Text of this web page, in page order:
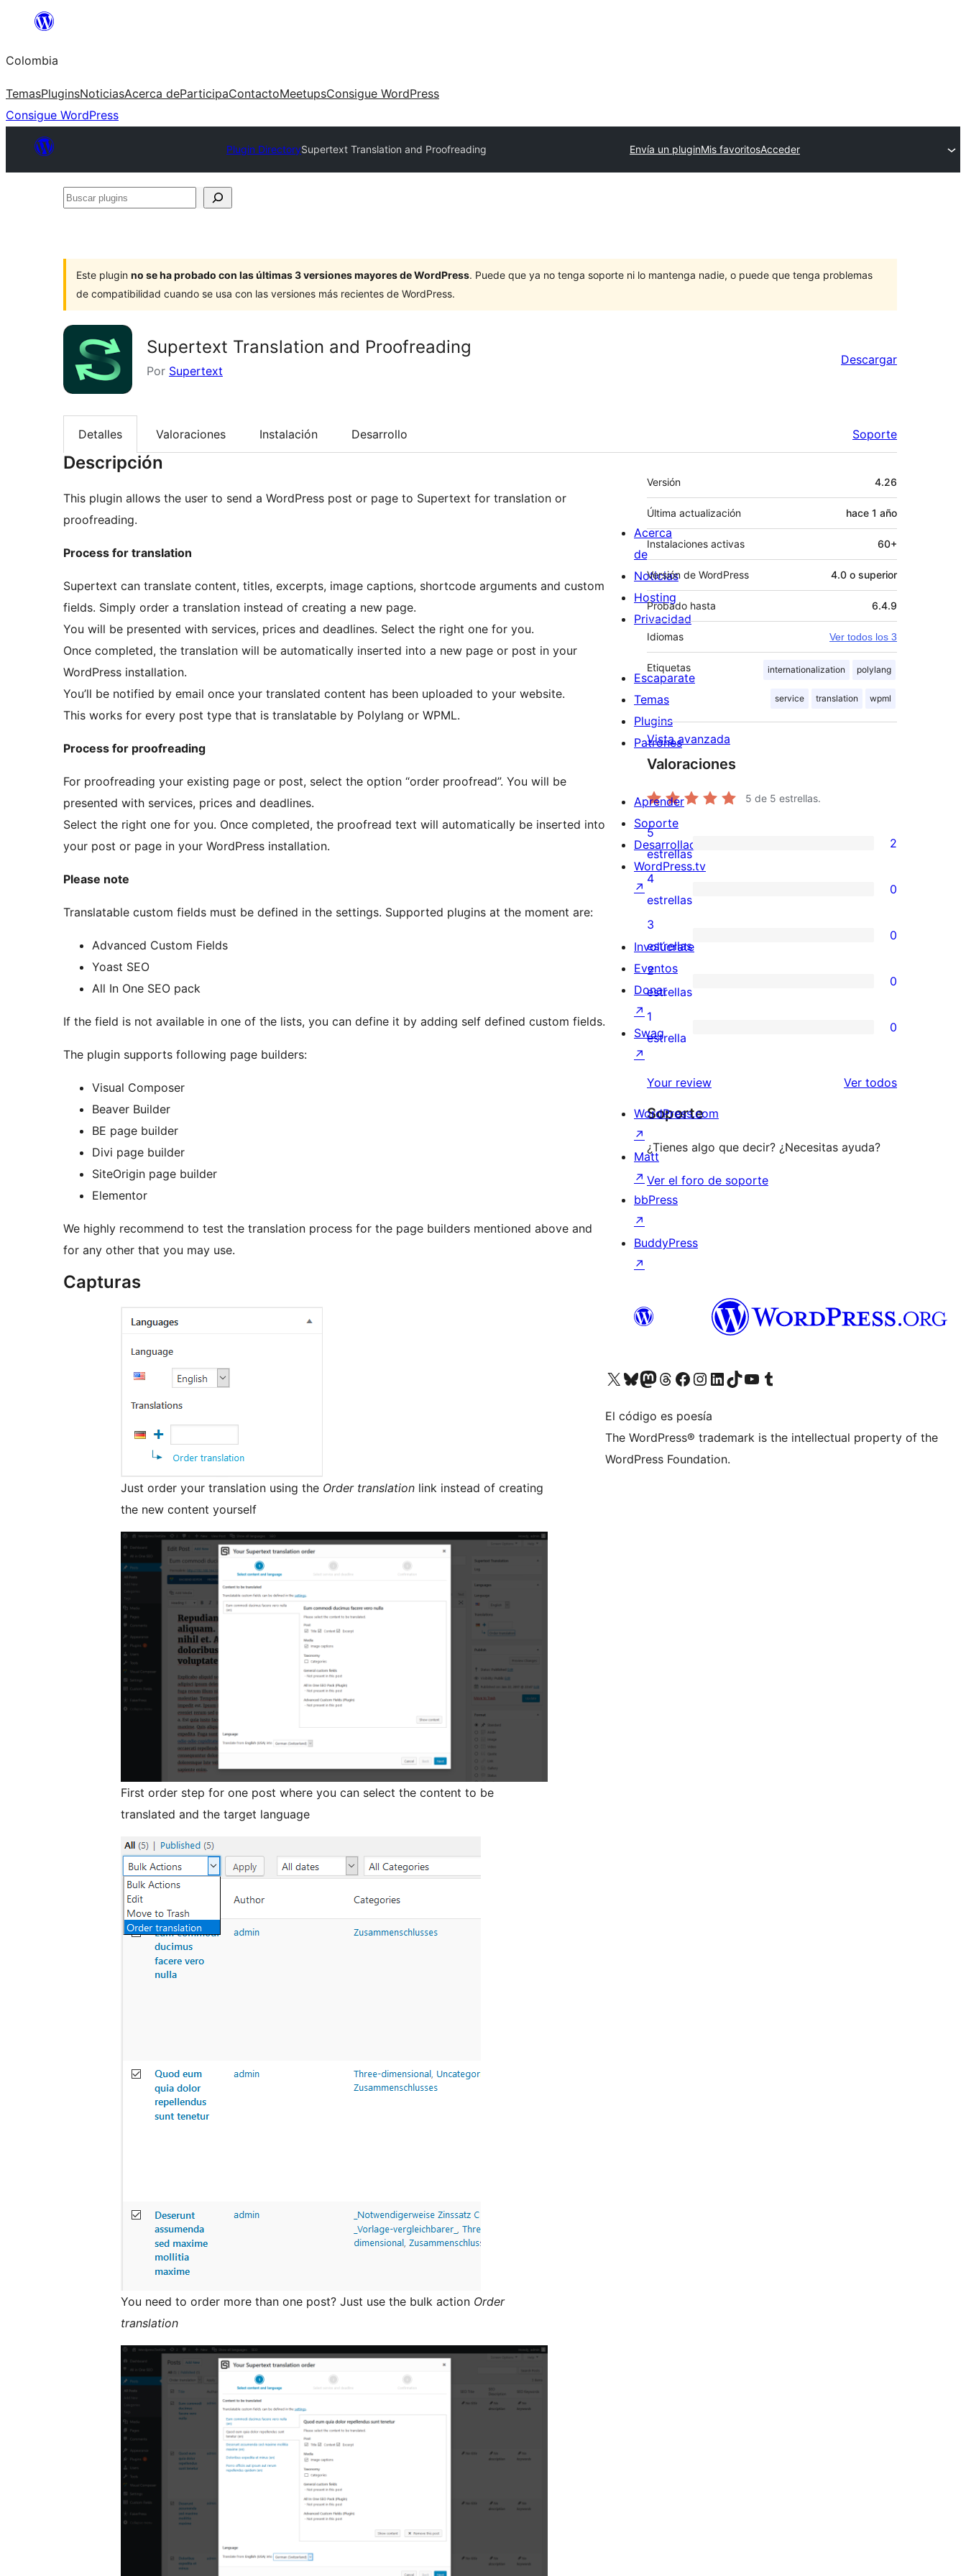
Saltar
contenido
Colombia
TemasPluginsNoticiasAcerca deParticipaContactoMeetupsConsigue WordPress
Consigue WordPress
Plugin DirectorySupertext Translation and Proofreading Envía un pluginMis favoritosAcceder
Buscar
Este plugin no se ha probado con las últimas 3 versiones mayores de WordPress. Puede que ya no tenga soporte ni lo mantenga nadie, o puede que tenga problemas
de compatibilidad cuando se usa con las versiones más recientes de WordPress.
Supertext Translation and Proofreading
Por Supertext
Descargar
Detalles Valoraciones Instalación Desarrollo Soporte
Descripción
This plugin allows the user to send a WordPress post or page to Supertext for translation or
proofreading.
Process for translation
Supertext can translate content, titles, excerpts, image captions, shortcode arguments and custom
fields. Simply order a translation instead of creating a new page.
You will be presented with services, prices and deadlines. Select the right one for you.
Once completed, the translation will be automatically inserted into a new page or post in your
WordPress installation.
You’ll be notified by email once your translated content has been uploaded to your website.
This works for every post type that is translatable by Polylang or WPML.
Process for proofreading
For proofreading your existing page or post, select the option “order proofread”. You will be
presented with services, prices and deadlines.
Select the right one for you. Once completed, the proofread text will automatically be inserted into
your post or page in your WordPress installation.
Please note
Translatable custom fields must be defined in the settings. Supported plugins at the moment are:
Advanced Custom Fields
Yoast SEO
All In One SEO pack
If the field is not available in one of the lists, you can define it by adding self defined custom fields.
The plugin supports following page builders:
Visual Composer
Beaver Builder
BE page builder
Divi page builder
SiteOrigin page builder
Elementor
We highly recommend to test the translation process for the page builders mentioned above and
for any other that you may use.
Capturas
Just order your translation using the Order translation link instead of creating
the new content yourself
First order step for one post where you can select the content to be
translated and the target language
You need to order more than one post? Just use the bulk action Order
translation
Meta
Versión 4.26
Última actualización hace 1 año
Instalaciones activas 60+
Versión de WordPress 4.0 o superior
Probado hasta 6.4.9
Idiomas Ver todos los 3
Etiquetas internationalization polylang
service translation wpml
Vista avanzada
Valoraciones
5 de 5 estrellas.
2
valoraciones
de
5
estrellas
5
estrellas
2
0
valoraciones
de
4
estrellas
4
estrellas
0
0
valoraciones
de
3
estrellas
3
estrellas
0
0
valoraciones
de
estrellas
2
estrellas
0
0
de
estrellas
1
estrella
0
Your review Ver todoslos
Soporte
¿Tienes algo que decir? ¿Necesitas ayuda?
Ver el foro de soporte
Acerca
de
Noticias
Hosting
Privacidad
Escaparate
Temas
Plugins
Patrones
Aprender
Soporte
Desarrolladores
WordPress.tv
↗
Involúcrate
Eventos
Donar
↗
Swag
↗
WordPress.com
↗
Matt
↗
bbPress
↗
BuddyPress
↗
Visita nuestra cuenta de X (anteriormente Twitter)
Visita nuestra cuenta de Bluesky
Visita nuestra cuenta de Mastodon
Visita nuestra cuenta de Threads
Visita nuestra página de Facebook
Visita nuestra cuenta de Instagram
Visita nuestra cuenta de LinkedIn
Visita nuestra cuenta de TikTok
Visita nuestro canal de YouTube
Visita nuestra cuenta de Tumblr
El código es poesía
The WordPress® trademark is the intellectual property of the
WordPress Foundation.